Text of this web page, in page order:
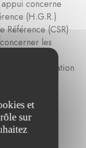
concerne
(H.G.R.)
Référence (CSR)
les
la zone. Une
à la formation
des
et
sur